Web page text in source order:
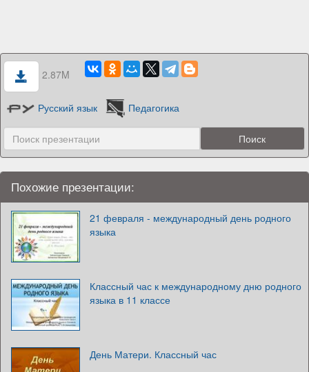
2.87M
Русский язык Педагогика
Похожие презентации:
21 февраля - международный день родного
языка
Классный час к международному дню родного
языка в 11 классе
День Матери. Классный час